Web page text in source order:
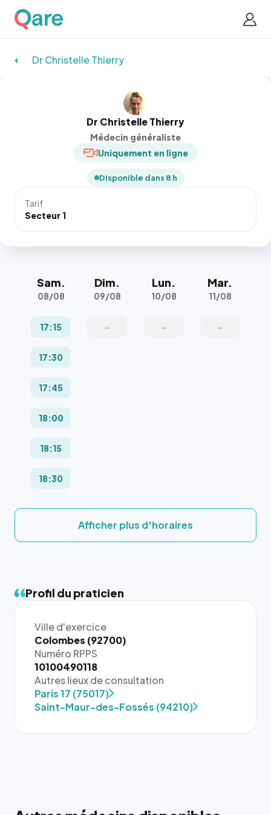
Dr Christelle Thierry
Dr Christelle Thierry
Médecin généraliste
Uniquement en ligne
Disponible dans 8 h
Tarif
Secteur 1
Sam.
08/08
17:15
17:30
17:45
18:00
18:15
18:30
Dim.
09/08
-
Lun.
10/08
-
Mar.
11/08
-
Afficher plus d'horaires
Profil du praticien
Ville d'exercice
Colombes (92700)
Numéro RPPS
10100490118
Autres lieux de consultation
Paris 17 (75017)
Saint-Maur-des-Fossés (94210)
{# 40×40
: la taille
rendue par
`.profile-